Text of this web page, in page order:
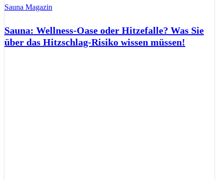
Sauna Magazin
Sauna: Wellness-Oase oder Hitzefalle? Was Sie
über das Hitzschlag-Risiko wissen müssen!